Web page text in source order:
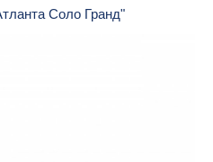
Соло Гранд"